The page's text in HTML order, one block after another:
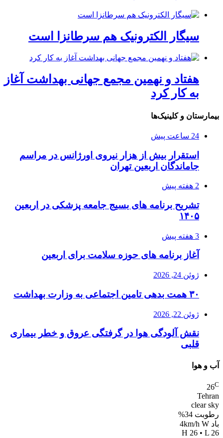
سیگار الکترونیک هم سرطانزا است
هفتاد و نهمین مجمع جهانی بهداشت آغاز
به کار کرد
بیمارستان و کلینیک‌ها
24 ساعت پیش
استقرار بیش از هزار نیروی اورژانس در مراسم
جاماندگان اربعین تهران
2 هفته پیش
تشریح برنامه های بسیج جامعه پزشکی در اربعین
۱۴۰۵
3 هفته پیش
آغاز برنامه های حوزه سلامت برای اربعین
ژوئن 24, 2026
۳۰ همت بدهی تامین اجتماعی به وزارت بهداشت
ژوئن 22, 2026
نقش آلودگی هوا در گرفتگی عروق و خطر بیماری
قلبی
آب و هوا
26C
Tehran
clear sky
رطوبت 34%
باد 4km/h W
H 26 • L 26